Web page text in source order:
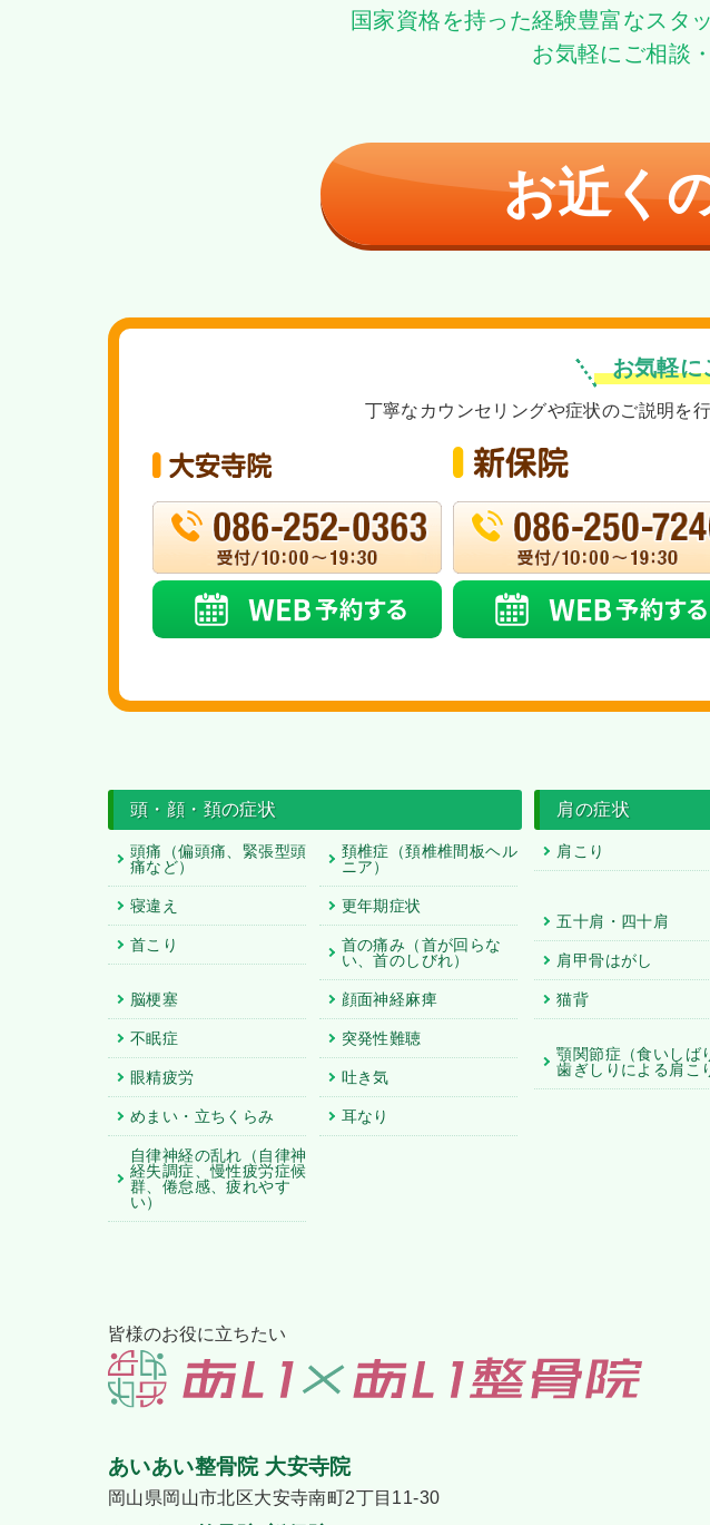
国家資格を持った経験豊富なスタ
お気軽にご相談
お近く
お気軽に
丁寧なカウンセリングや症状のご説明を
頭・顔・頚の症状
頭痛
（偏頭痛、緊張型頭
痛など）
頚椎症
（頚椎椎間板ヘル
ニア）
寝違え 更年期症状
首こり 首の痛み （首が回らな
い、首のしびれ）
脳梗塞 顔面神経麻痺
不眠症 突発性難聴
眼精疲労 吐き気
めまい・立ちくらみ 耳なり
自律神経の乱れ （自律神
経失調症、慢性疲労症候
群、倦怠感、疲れやす
い）
肩の症状
肩こり
五十肩・四十肩
肩甲骨はがし
猫背
顎関節症 （食いしば
歯ぎしりによる肩こ
皆様のお役に立ちたい
あいあい整骨院 大安寺院
岡山県岡山市北区大安寺南町2丁目11-30